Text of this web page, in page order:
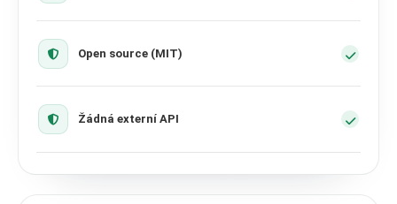
Open source (MIT)
Žádná externí API